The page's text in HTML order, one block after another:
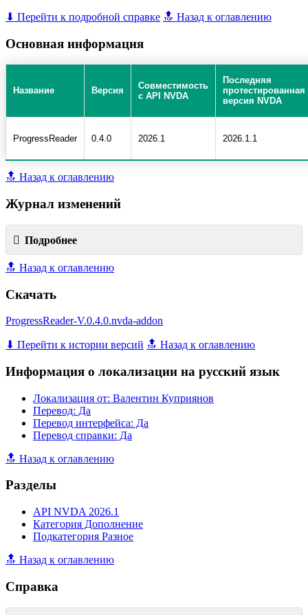
⬇ Перейти к подробной справке 🔝 Назад к оглавлению
Основная информация
Название Версия
Совместимость
с API NVDA
Последняя
протестированная
версия NVDA
ProgressReader 0.4.0 2026.1 2026.1.1
🔝 Назад к оглавлению
Журнал изменений
Подробнее
🔝 Назад к оглавлению
Скачать
ProgressReader-V.0.4.0.nvda-addon
⬇ Перейти к истории версий 🔝 Назад к оглавлению
Информация о локализации на русский язык
Локализация от: Валентин Куприянов
Перевод: Да
Перевод интерфейса: Да
Перевод справки: Да
🔝 Назад к оглавлению
Разделы
API NVDA 2026.1
Категория Дополнение
Подкатегория Разное
🔝 Назад к оглавлению
Справка